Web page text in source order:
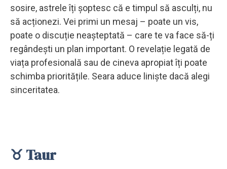
sosire, astrele îți șoptesc că e timpul să asculți, nu
să acționezi. Vei primi un mesaj – poate un vis,
poate o discuție neașteptată – care te va face să-ți
regândești un plan important. O revelație legată de
viața profesională sau de cineva apropiat îți poate
schimba prioritățile. Seara aduce liniște dacă alegi
sinceritatea.
♉ Taur